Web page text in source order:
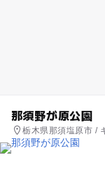
那須野が原公園
栃木県那須塩原市 /
プール, 観光